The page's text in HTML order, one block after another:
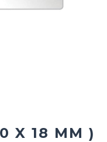
X 18 MM )